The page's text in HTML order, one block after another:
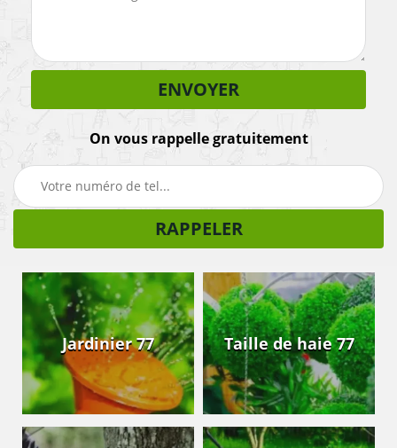
On vous rappelle gratuitement
Jardinier 77 Taille de haie 77